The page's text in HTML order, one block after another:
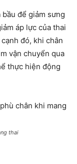
để giảm sưng
áp lực của thai
đó, khi chân
vận chuyển qua
thực hiện động
thai